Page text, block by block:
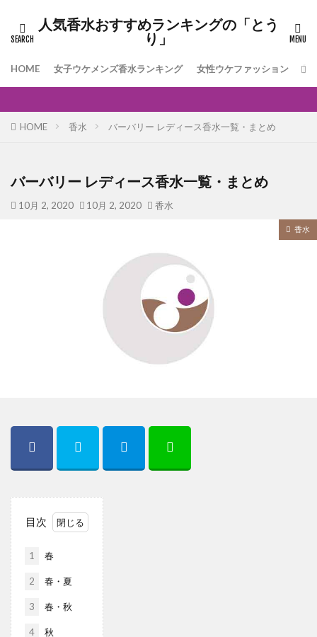
人気香水おすすめランキングの「とう
り」
HOME 女子ウケメンズ香水ランキング 女性ウケファッション [年
HOME 香水 バーバリー レディース香水一覧・まとめ
バーバリー レディース香水一覧・まとめ
10月 2, 2020 10月 2, 2020 香水
香水
目次
1 春
2 春・夏
3 春・秋
4 秋